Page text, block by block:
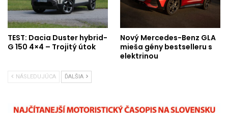
TEST: Dacia Duster hybrid-
G 150 4×4 – Trojitý útok
Nový Mercedes-Benz GLA
mieša gény bestselleru s
elektrinou
NÁSLEDUJÚCA ĎALŠIA